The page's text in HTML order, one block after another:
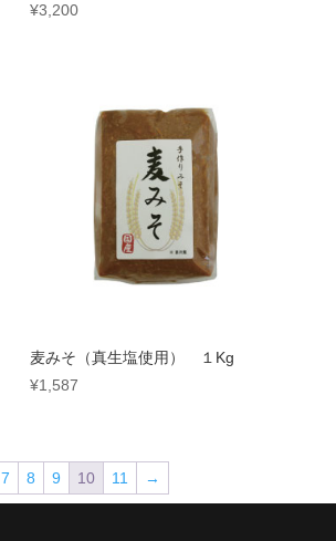
¥3,200
麦みそ（真生塩使用） １Kg
¥1,587
7 8 9 10 11 →